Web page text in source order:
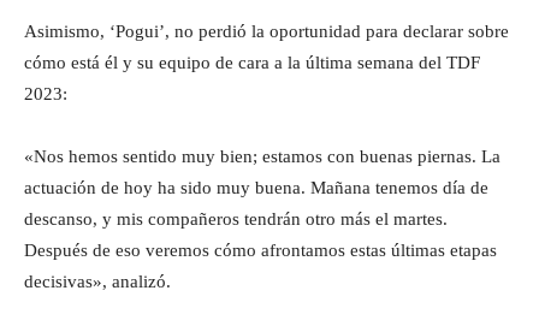
Asimismo, ‘Pogui’, no perdió la oportunidad para declarar sobre
cómo está él y su equipo de cara a la última semana del TDF
2023:
«Nos hemos sentido muy bien; estamos con buenas piernas. La
actuación de hoy ha sido muy buena. Mañana tenemos día de
descanso, y mis compañeros tendrán otro más el martes.
Después de eso veremos cómo afrontamos estas últimas etapas
decisivas», analizó.